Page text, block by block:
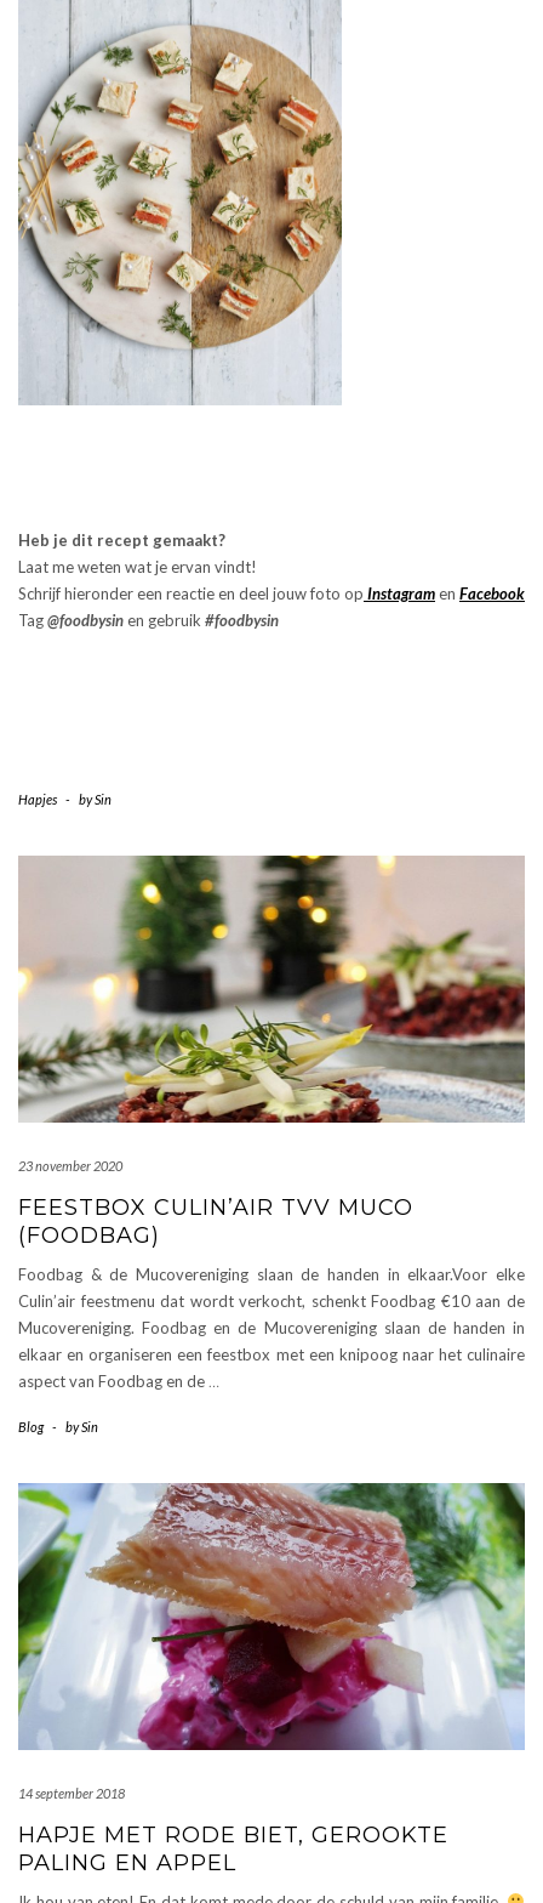
Heb je dit recept gemaakt?
Laat me weten wat je ervan vindt!
Schrijf hieronder een reactie en deel jouw foto op Instagramen Facebook
Tag@foodbysinen gebruik #foodbysin
Hapjes - bySin
23 november 2020
FEESTBOX CULIN’AIR TVV MUCO
(FOODBAG)
Foodbag & de Mucovereniging slaan de handen in elkaar.Voor elke
Culin’air feestmenu dat wordt verkocht, schenkt Foodbag €10 aan de
Mucovereniging. Foodbag en de Mucovereniging slaan de handen in
elkaar en organiseren een feestbox met een knipoog naar het culinaire
aspect van Foodbag en de …
Blog - bySin
14 september 2018
HAPJE MET RODE BIET, GEROOKTE
PALING EN APPEL